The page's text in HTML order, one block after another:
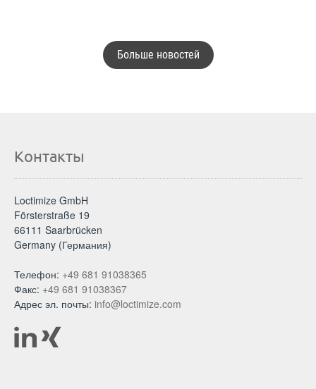
Больше новостей
Контакты
Loctimize GmbH
Försterstraße 19
66111 Saarbrücken
Germany (Германия)
Телефон: +49 681 91038365
Факс: +49 681 91038367
Адрес эл. почты: info@loctimize.com